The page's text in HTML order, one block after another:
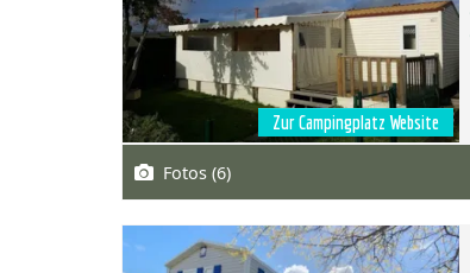
Zur Campingplatz Website
Fotos (6)